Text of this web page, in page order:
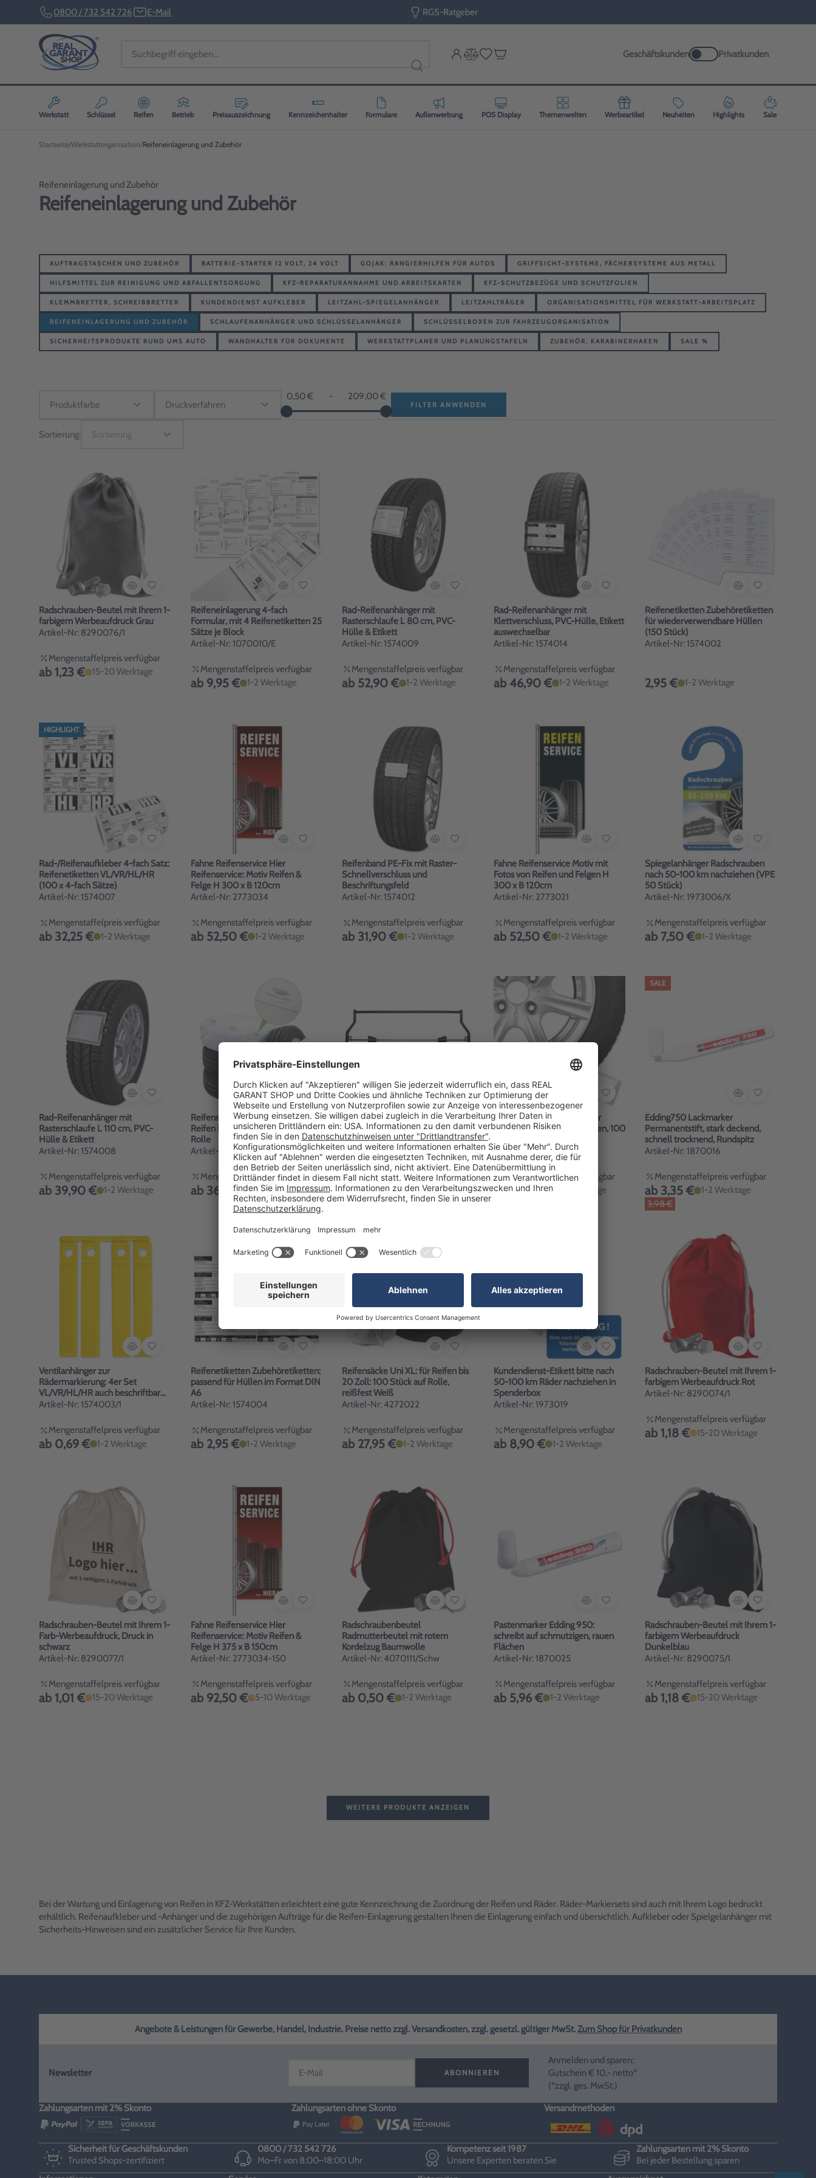
0800 / 732 542 726 E-Mail RGS-Ratgeber
Geschäftskunden Privatkunden
Werkstatt Schlüssel Reifen Betrieb Preisauszeichnung Kennzeichenhalter Formulare Außenwerbung POS Display Themenwelten Werbeartikel Neuheiten Highlights Sale
Startseite Werkstattorganisation Reifeneinlagerung und Zubehör
Reifeneinlagerung und Zubehör
Reifeneinlagerung und Zubehör
AUFTRAGSTASCHEN UND ZUBEHÖR BATTERIE-STARTER 12 VOLT, 24 VOLT GOJAK: RANGIERHILFEN FÜR AUTOS GRIFFSICHT-SYSTEME, FÄCHERSYSTEME AUS METALL
HILFSMITTEL ZUR REINIGUNG UND ABFALLENTSORGUNG KFZ-REPARATURANNAHME UND ARBEITSKARTEN KFZ-SCHUTZBEZÜGE UND SCHUTZFOLIEN
KLEMMBRETTER, SCHREIBBRETTER KUNDENDIENST AUFKLEBER LEITZAHL-SPIEGELANHÄNGER LEITZAHLTRÄGER ORGANISATIONSMITTEL FÜR WERKSTATT-ARBEITSPLATZ
REIFENEINLAGERUNG UND ZUBEHÖR SCHLAUFENANHÄNGER UND SCHLÜSSELANHÄNGER SCHLÜSSELBOXEN ZUR FAHRZEUGORGANISATION
SICHERHEITSPRODUKTE RUND UMS AUTO WANDHALTER FÜR DOKUMENTE WERKSTATTPLANER UND PLANUNGSTAFELN ZUBEHÖR, KARABINERHAKEN SALE %
0,50 € - 209,00 €
FILTER ANWENDEN
Sortierung: Sortierung
Radschrauben-Beutel mit Ihrem 1-
farbigem Werbeaufdruck Grau
Artikel-Nr: 8290076/1
Mengenstaffelpreis verfügbar
ab 1,23 € 15-20 Werktage
Reifeneinlagerung 4-fach
Formular, mit 4 Reifenetiketten 25
Sätze je Block
Artikel-Nr: 1070010/E
Mengenstaffelpreis verfügbar
ab 9,95 € 1-2 Werktage
Rad-Reifenanhänger mit
Rasterschlaufe L 80 cm, PVC-
Hülle & Etikett
Artikel-Nr: 1574009
Mengenstaffelpreis verfügbar
ab 52,90 € 1-2 Werktage
Rad-Reifenanhänger mit
Klettverschluss, PVC-Hülle, Etikett
auswechselbar
Artikel-Nr: 1574014
Mengenstaffelpreis verfügbar
ab 46,90 € 1-2 Werktage
Reifenetiketten Zubehöretiketten
für wiederverwendbare Hüllen
(150 Stück)
Artikel-Nr: 1574002
2,95 € 1-2 Werktage
HIGHLIGHT
Rad-/Reifenaufkleber 4-fach Satz:
Reifenetiketten VL/VR/HL/HR
(100 x 4-fach Sätze)
Artikel-Nr: 1574007
Mengenstaffelpreis verfügbar
ab 32,25 € 1-2 Werktage
Fahne Reifenservice Hier
Reifenservice: Motiv Reifen &
Felge H 300 x B 120cm
Artikel-Nr: 2773034
Mengenstaffelpreis verfügbar
ab 52,50 € 1-2 Werktage
Reifenband PE-Fix mit Raster-
Schnellverschluss und
Beschriftungsfeld
Artikel-Nr: 1574012
Mengenstaffelpreis verfügbar
ab 31,90 € 1-2 Werktage
Fahne Reifenservice Motiv mit
Fotos von Reifen und Felgen H
300 x B 120cm
Artikel-Nr: 2773021
Mengenstaffelpreis verfügbar
ab 52,50 € 1-2 Werktage
Spiegelanhänger Radschrauben
nach 50-100 km nachziehen (VPE
50 Stück)
Artikel-Nr: 1973006/X
Mengenstaffelpreis verfügbar
ab 7,50 € 1-2 Werktage
Rad-Reifenanhänger mit
Rasterschlaufe L 110 cm, PVC-
Hülle & Etikett
Artikel-Nr: 1574008
Mengenstaffelpreis verfügbar
ab 39,90 € 1-2 Werktage
Reifensäcke XXL für große, breite
Reifen bis 22 Zoll: 100 Stück, auf
Rolle
Artikel-Nr: 4272033
Mengenstaffelpreis verfügbar
ab 36,90 € 1-2 Werktage
Rollenhalter Uno: für Rollen bis
Breite 68 cm, Wandmontage
(ohne Rolle)
Artikel-Nr: 4272046
Mengenstaffelpreis verfügbar
ab 19,90 € 1-2 Werktage
Rad-Reifenanhänger Set zur
Ventilbefestigung: 100 Hüllen, 100
Artikel-Nr: 1574010
Mengenstaffelpreis verfügbar
ab 18,90 € 1-2 Werktage
SALE
Edding750 Lackmarker
Permanentstift, stark deckend,
schnell trocknend, Rundspitz
Artikel-Nr: 1870016
Mengenstaffelpreis verfügbar
ab 3,35 €
1-2 Werktage
3,98 €
Ventilanhänger zur
Rädermarkierung: 4er Set
VL/VR/HL/HR auch beschriftbar
Gelb
Artikel-Nr: 1574003/1
Mengenstaffelpreis verfügbar
ab 0,69 € 1-2 Werktage
Reifenetiketten Zubehöretiketten:
passend für Hüllen im Format DIN
A6
Artikel-Nr: 1574004
Mengenstaffelpreis verfügbar
ab 2,95 € 1-2 Werktage
Reifensäcke Uni XL: für Reifen bis
20 Zoll: 100 Stück auf Rolle,
reißfest Weiß
Artikel-Nr: 4272022
Mengenstaffelpreis verfügbar
ab 27,95 € 1-2 Werktage
Kundendienst-Etikett bitte nach
50-100 km Räder nachziehen in
Spenderbox
Artikel-Nr: 1973019
Mengenstaffelpreis verfügbar
ab 8,90 € 1-2 Werktage
Radschrauben-Beutel mit Ihrem 1-
farbigem Werbeaufdruck Rot
Artikel-Nr: 8290074/1
Mengenstaffelpreis verfügbar
ab 1,18 € 15-20 Werktage
Radschrauben-Beutel mit Ihrem 1-
Farb-Werbeaufdruck, Druck in
schwarz
Artikel-Nr: 8290077/1
Mengenstaffelpreis verfügbar
ab 1,01 € 15-20 Werktage
Fahne Reifenservice Hier
Reifenservice: Motiv Reifen &
Felge H 375 x B 150cm
Artikel-Nr: 2773034-150
Mengenstaffelpreis verfügbar
ab 92,50 € 5-10 Werktage
Radschraubenbeutel
Radmutterbeutel mit rotem
Kordelzug Baumwolle
Artikel-Nr: 4070111/Schw
Mengenstaffelpreis verfügbar
ab 0,50 € 1-2 Werktage
Pastenmarker Edding 950:
schreibt auf schmutzigen, rauen
Flächen
Artikel-Nr: 1870025
Mengenstaffelpreis verfügbar
ab 5,96 € 1-2 Werktage
Radschrauben-Beutel mit Ihrem 1-
farbigem Werbeaufdruck
Dunkelblau
Artikel-Nr: 8290075/1
Mengenstaffelpreis verfügbar
ab 1,18 € 15-20 Werktage
WEITERE PRODUKTE ANZEIGEN
Bei der Wartung und Einlagerung von Reifen in KFZ-Werkstätten erleichtert eine gute Kennzeichnung die Zuordnung der Reifen und Räder. Räder-Markiersets sind auch mit Ihrem Logo bedruckt
erhältlich. Reifenaufkleber und -Anhänger und die zugehörigen Aufträge für die Reifen-Einlagerung gestalten Ihnen die Einlagerung einfach und übersichtlich. Aufkleber oder Spielgelanhänger mit
Sicherheits-Hinweisen sind ein zusätzlicher Service für Ihre Kunden.
Angebote & Leistungen für Gewerbe, Handel, Industrie. Preise netto zzgl. Versandkosten, zzgl. gesetzl. gültiger MwSt.Zum Shop für Privatkunden
Newsletter ABONNIEREN
Anmelden und sparen:
Gutschein € 10,- netto*
(*zzgl. ges. MwSt.)
Zahlungsarten mit 2% Skonto Zahlungsarten ohne Skonto Versandmethoden
Sicherheit für Geschäftskunden
Trusted Shops-zertifiziert
0800 / 732 542 726
Mo–Fr von 8:00–18:00 Uhr
Kompetenz seit 1987
Unsere Experten beraten Sie
Zahlungsarten mit 2% Skonto
Bei jeder Bestellung sparen